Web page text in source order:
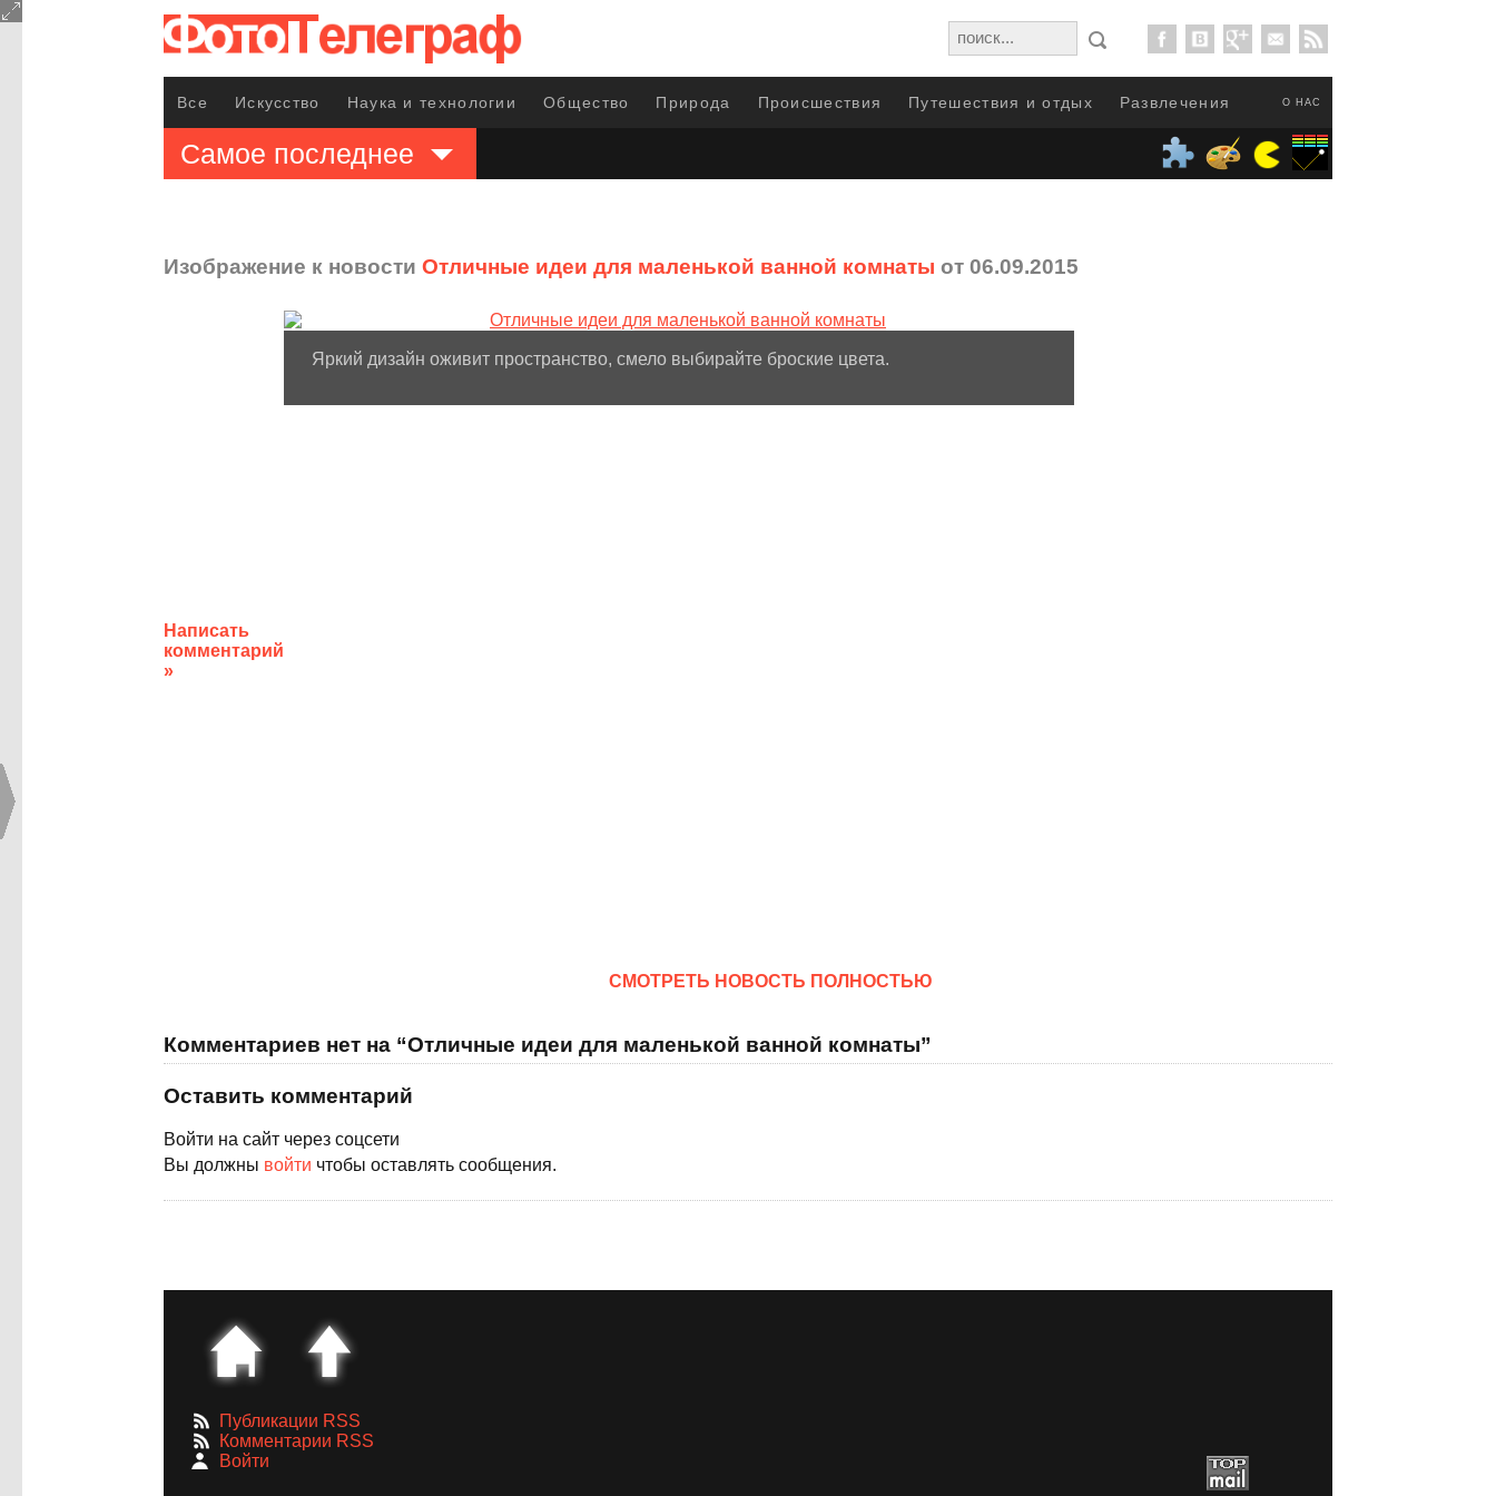
О НАС
Все Искусство Наука и технологии Общество Природа Происшествия Путешествия и отдых Развлечения
Самое последнее
Изображение к новости Отличные идеи для маленькой ванной комнаты от 06.09.2015
Написать
комментарий
»
Яркий дизайн оживит пространство, смело выбирайте броские цвета.
CМОТРЕТЬ НОВОСТЬ ПОЛНОСТЬЮ
Комментариев нет на “Отличные идеи для маленькой ванной комнаты”
Оставить комментарий
Войти на сайт через соцсети
Вы должны войти чтобы оставлять сообщения.
Публикации RSS
Комментарии RSS
Войти